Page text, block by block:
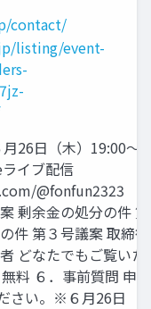
contact/
listing/event-
26日（木）19:00～
イブ配信
@fonfun2323
剰余金の処分の件 第
件 第３号議案 取締役
どなたでもご覧いた
料 ６．事前質問 申込
さい。※６月26日